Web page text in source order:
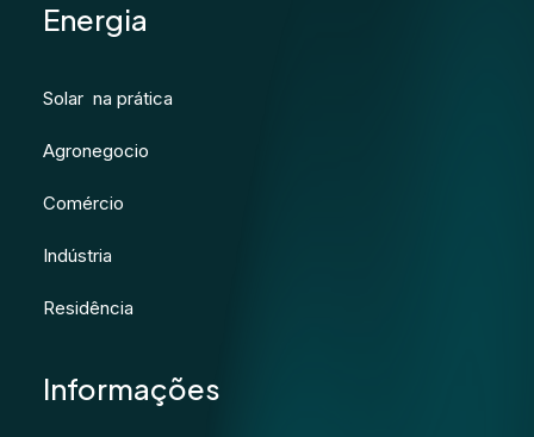
Energia
Solar na prática
Agronegocio
Comércio
Indústria
Residência
Informações